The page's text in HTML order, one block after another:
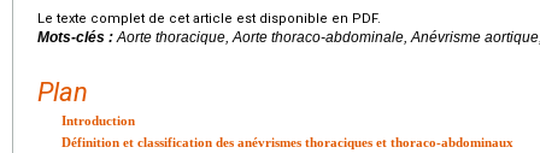
Le texte complet de cet article est disponible en PDF.
Mots-clés :Aorte thoracique, Aorte thoraco-abdominale, Anévrisme
Plan
Introduction
Définition et classification des anévrismes thoraciques et thoraco-abdominaux